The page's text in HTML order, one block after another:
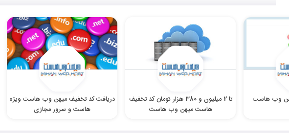
تا 2 میلیون و 380 هزار تومان کد تخفیف
هاست میهن وب هاست
دریافت کد تخفیف میهن وب هاست ویژه
هاست و سرور مجازی